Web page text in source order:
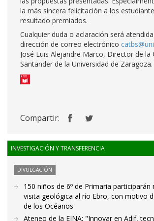
la más sincera felicitación a los
resultado premiados.
Cualquier duda o aclaración será
dirección de correo electrónico
José Luis Alejandre Marco, Director de la
Santander de la Universidad de Zaragoza.
Compartir:
INVESTIGACIÓN Y TRANSFERENCIA
DIVULGACIÓN
150 niños de 6º de Primaria participarán
visita geológica al río Ebro, con motivo
de los Océanos
Ateneo de la EINA: "Innovar en Adif,